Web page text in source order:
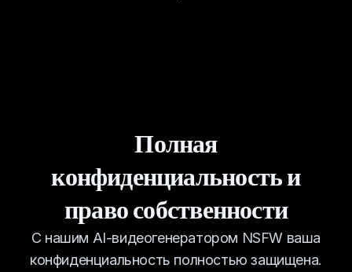
Полная
конфиденциальность и
право собственности
С нашим AI-видеогенератором NSFW ваша
конфиденциальность полностью защищена.